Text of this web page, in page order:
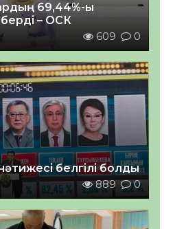
69,44%-ы
– ОСК
609 0
белгілі болды
889 0